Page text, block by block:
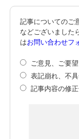
記事についてのご
などございました
はお問い合わせフ
ご意見、ご要望
表記崩れ、不
記事内容の修